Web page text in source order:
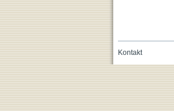
Kontakt